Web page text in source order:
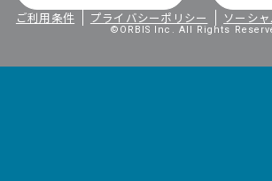
ご利用条件 プライバシーポリシー ソーシ
©ORBIS Inc. All Rights